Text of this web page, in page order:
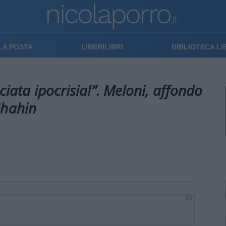
POSTA LIBERILIBRI BIBLIOTECA
ipocrisia!”. Meloni, affondo